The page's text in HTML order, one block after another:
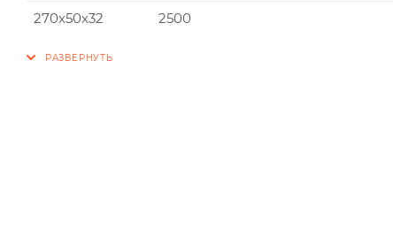
270x50x32
2500